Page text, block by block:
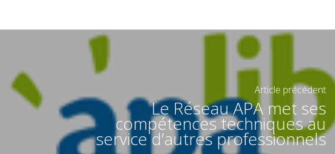
Article précédent
Le Réseau APA met ses
compétences techniques au
service d’autres professionnels